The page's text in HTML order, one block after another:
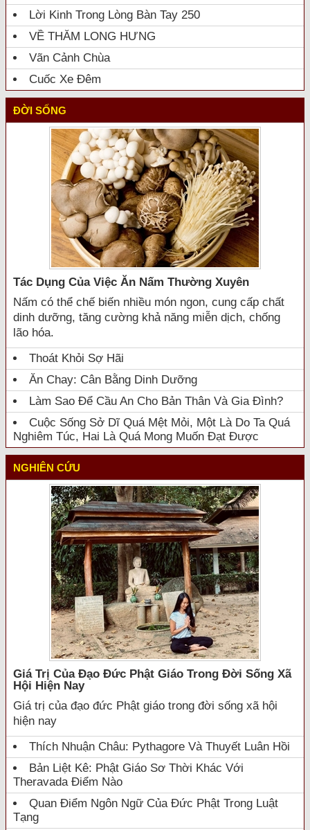
Lời Kinh Trong Lòng Bàn Tay 250
VỀ THĂM LONG HƯNG
Vãn Cảnh Chùa
Cuốc Xe Đêm
ĐỜI SỐNG
Tác Dụng Của Việc Ăn Nấm Thường Xuyên
Nấm có thể chế biến nhiều món ngon, cung cấp chất
dinh dưỡng, tăng cường khả năng miễn dịch, chống
lão hóa.
Thoát Khỏi Sợ Hãi
Ăn Chay: Cân Bằng Dinh Dưỡng
Làm Sao Để Cầu An Cho Bản Thân Và Gia Đình?
Cuộc Sống Sở Dĩ Quá Mệt Mỏi, Một Là Do Ta Quá
Nghiêm Túc, Hai Là Quá Mong Muốn Đạt Được
NGHIÊN CỨU
Giá Trị Của Đạo Đức Phật Giáo Trong Đời Sống Xã
Hội Hiện Nay
Giá trị của đạo đức Phật giáo trong đời sống xã hội
hiện nay
Thích Nhuận Châu: Pythagore Và Thuyết Luân Hồi
Bản Liệt Kê: Phật Giáo Sơ Thời Khác Với
Theravada Điểm Nào
Quan Điểm Ngôn Ngữ Của Đức Phật Trong Luật
Tạng